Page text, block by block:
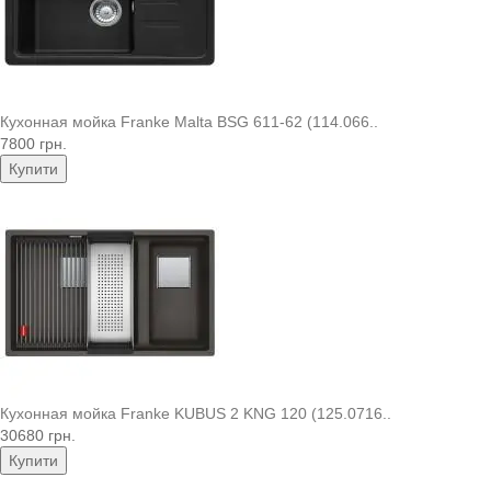
Кухонная мойка Franke Malta BSG 611-62 (114.066..
7800 грн.
Купити
Кухонная мойка Franke KUBUS 2 KNG 120 (125.0716..
30680 грн.
Купити